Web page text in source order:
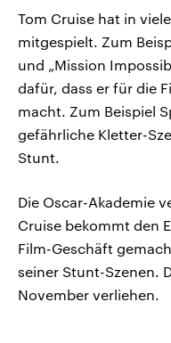
Tom Cruise hat in
mitgespielt. Zum
und „Mission
dafür, dass er für die
macht. Zum Beispiel
gefährliche Kletter-
Stunt.
Die Oscar-Akademie
Cruise bekommt den
Film-Geschäft
seiner Stunt-Szenen.
November verliehen.